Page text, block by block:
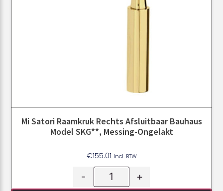
Mi Satori Raamkruk Rechts Afsluitbaar Bauhaus
Model SKG**, Messing-Ongelakt
€155.01 Incl. BTW
- +